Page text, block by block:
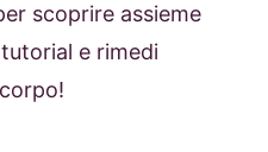
scoprire assieme
e rimedi